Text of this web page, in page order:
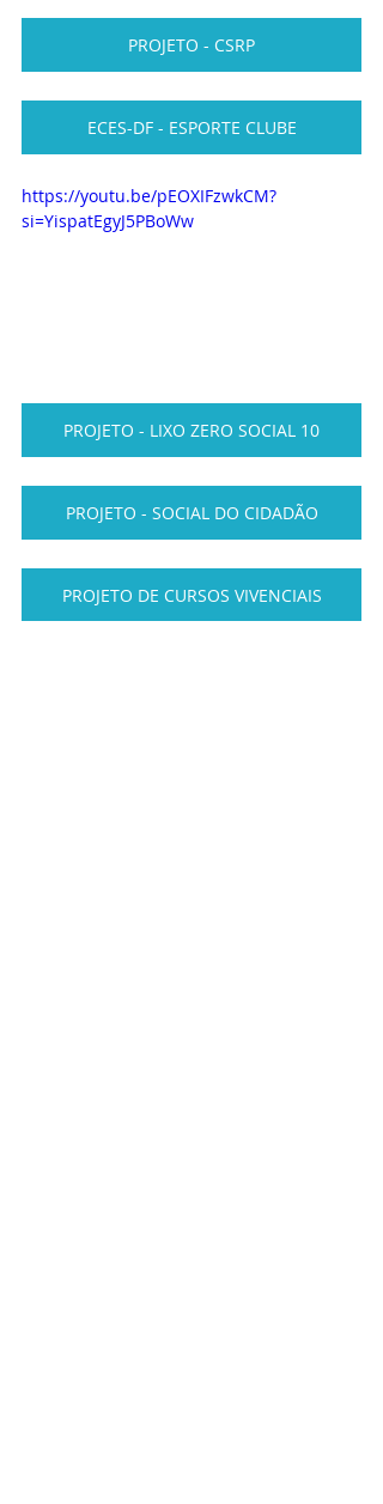
PROJETO - CSRP
ECES-DF - ESPORTE CLUBE
https://youtu.be/pEOXIFzwkCM?
si=YispatEgyJ5PBoWw
PROJETO - LIXO ZERO SOCIAL 10
PROJETO - SOCIAL DO CIDADÃO
PROJETO DE CURSOS VIVENCIAIS